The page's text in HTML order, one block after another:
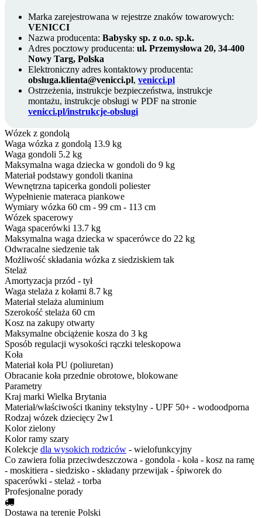
Marka zarejestrowana w rejestrze znaków towarowych:
VENICCI
Nazwa producenta: Babysky sp. z o.o. sp.k.
Adres pocztowy producenta: ul. Przemysłowa 20, 34-400
Nowy Targ, Polska
Elektroniczny adres kontaktowy producenta:
obsluga.klienta@venicci.pl, venicci.pl
Ostrzeżenia, instrukcje bezpieczeństwa, instrukcje
montażu, instrukcje obsługi w PDF na stronie
venicci.pl/instrukcje-obslugi
Wózek z gondolą
Waga wózka z gondolą 13.9 kg
Waga gondoli 5.2 kg
Maksymalna waga dziecka w gondoli do 9 kg
Materiał podstawy gondoli tkanina
Wewnętrzna tapicerka gondoli poliester
Wypełnienie materaca piankowe
Wymiary wózka 60 cm - 99 cm - 113 cm
Wózek spacerowy
Waga spacerówki 13.7 kg
Maksymalna waga dziecka w spacerówce do 22 kg
Odwracalne siedzenie tak
Możliwość składania wózka z siedziskiem tak
Stelaż
Amortyzacja przód - tył
Waga stelaża z kołami 8.7 kg
Materiał stelaża aluminium
Szerokość stelaża 60 cm
Kosz na zakupy otwarty
Maksymalne obciążenie kosza do 3 kg
Sposób regulacji wysokości rączki teleskopowa
Koła
Materiał koła PU (poliuretan)
Obracanie koła przednie obrotowe, blokowane
Parametry
Kraj marki Wielka Brytania
Materiał/właściwości tkaniny tekstylny - UPF 50+ - wodoodporna
Rodzaj wózek dziecięcy 2w1
Kolor zielony
Kolor ramy szary
Kolekcje dla wysokich rodziców - wielofunkcyjny
Co zawiera folia przeciwdeszczowa - gondola - koła - kosz na ramę
- moskitiera - siedzisko - składany przewijak - śpiworek do
spacerówki - stelaż - torba
Profesjonalne porady
Dostawa na terenie Polski